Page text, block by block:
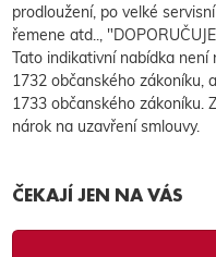
prodloužení, po velké
řemene atd..,
Tato indikativní nabídka není
1732 občanského zákoníku,
1733 občanského zákoníku.
nárok na uzavření smlouvy.
ČEKAJÍ JEN NA VÁS